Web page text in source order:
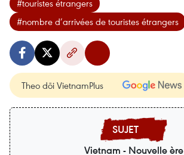
#touristes étrangers
#nombre d’arrivées de touristes étrangers
Theo dõi VietnamPlus
Vietnam - Nouvelle ère